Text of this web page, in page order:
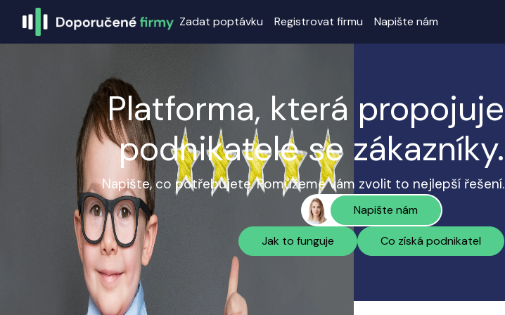
Zadat poptávku Registrovat firmu Napište nám
Platforma, která propojuje
podnikatele se zákazníky.
Napište, co potřebujete. Pomůžeme vám zvolit to nejlepší řešení.
Napište nám
Jak to funguje Co získá podnikatel